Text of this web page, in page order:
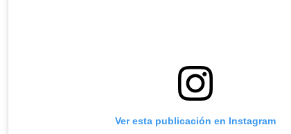
Ver esta publicación en Instagram